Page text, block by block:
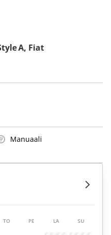
A, Fiat
Manuaali
TO PE LA SU